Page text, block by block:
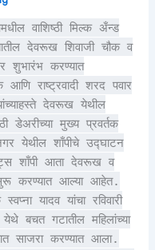
वाशिष्ठी मिल्क अँन्ड
देवरूख शिवाजी चौक व
शुभारंभ करण्यात
राष्ट्रवादी शरद पवार
देवरूख येथील
डेअरीच्या मुख्य प्रवर्तक
येथील शाँपीचे उद्घाटन
शाँपी आता देवरूख व
सुरू करण्यात आल्या आहेत.
यादव यांचा रविवारी
बचत गटातील महिलांच्या
साजरा करण्यात आला.